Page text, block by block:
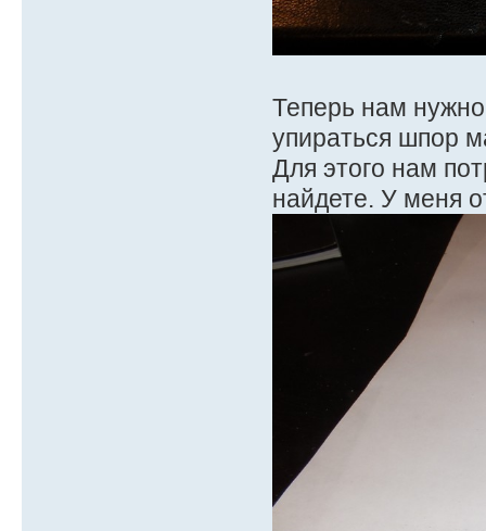
Теперь нам нужно
упираться шпор
Для этого нам
найдете. У меня